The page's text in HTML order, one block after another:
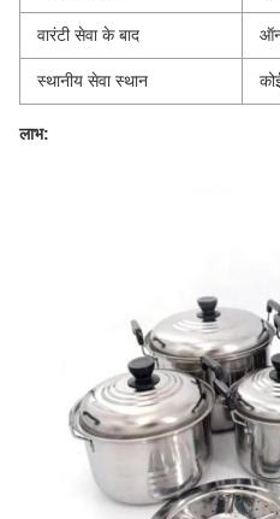
वारंटी सेवा के बाद
स्थानीय सेवा स्थान
लाभ: